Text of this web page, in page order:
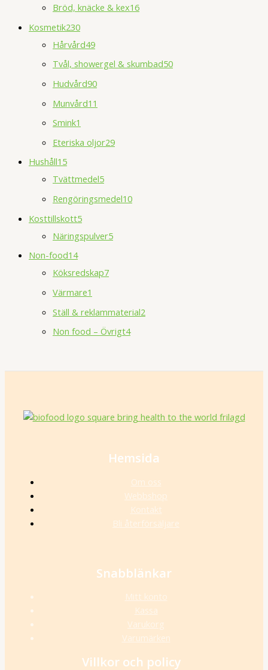
Bröd, knäcke & kex16
Kosmetik230
Hårvård49
Tvål, showergel & skumbad50
Hudvård90
Munvård11
Smink1
Eteriska oljor29
Hushåll15
Tvättmedel5
Rengöringsmedel10
Kosttillskott5
Näringspulver5
Non-food14
Köksredskap7
Värmare1
Ställ & reklammaterial2
Non food – Övrigt4
Hemsida
Om oss
Webbshop
Kontakt
Bli återförsäljare
Snabblänkar
Mitt konto
Kassa
Varukorg
Varumärken
Villkor och policy